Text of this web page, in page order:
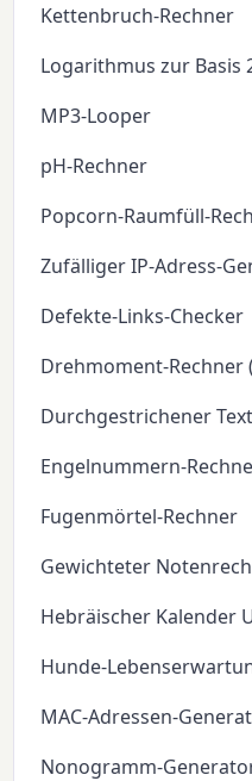
Kettenbruch-Rechner
Logarithmus zur Basis
MP3-Looper
pH-Rechner
Popcorn-Raumfüll-
Zufälliger IP-Adress-
Defekte-Links-Checker
Drehmoment-Rechner
Durchgestrichener
Engelnummern-
Fugenmörtel-Rechner
Gewichteter
Hebräischer Kalender
Hunde-
MAC-Adressen-
Nonogramm-